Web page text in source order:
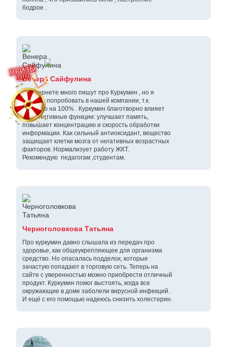
бодрое .
Венера Сайфулина
В интернете много пишут про Куркумин , но я
решила попробовать в нашей компании, т.к.
доверяю на 100% . Куркумин благотворно влияет
на когнитивные функции: улучшает память,
повышает концентрацию и скорость обработки
информации. Как сильный антиоксидант, вещество
защищает клетки мозга от негативных возрастных
факторов. Нормализует работу ЖКТ.
Рекомендую педагогам ,студентам.
Черноголовкова Татьяна
Про куркумин давно слышала из передач про
здоровье, как общеукрепляющее для организма
средство. Но опасалась подделок, которые
зачастую попадают в торговую сеть. Теперь на
сайте с уверенностью можно приобрести отличный
продукт. Куркумин помог выстоять, когда все
окружающие в доме заболели вирусной инфекций.
И ещё с его помощью надеюсь снизить холестерин.